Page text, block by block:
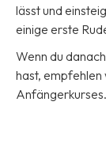
lässt und
einige erste
Wenn du
hast, empfehlen
Anfängerkurses.